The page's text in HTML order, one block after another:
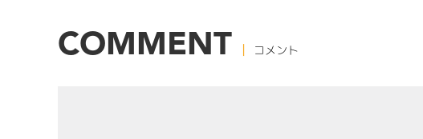
COMMENT コメント